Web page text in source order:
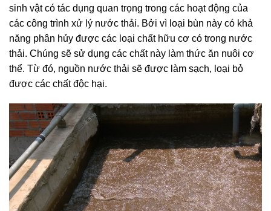
sinh vật có tác dụng quan trọng trong các hoạt động của
các công trình xử lý nước thải. Bởi vì loại bùn này có khả
năng phân hủy được các loại chất hữu cơ có trong nước
thải. Chúng sẽ sử dụng các chất này làm thức ăn nuôi cơ
thể. Từ đó, nguồn nước thải sẽ được làm sạch, loại bỏ
được các chất độc hại.